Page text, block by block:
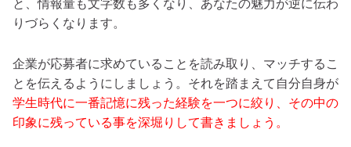
と、情報量も文字数も多くなり、あなたの魅力が逆に伝わ
りづらくなります。
企業が応募者に求めていることを読み取り、マッチするこ
とを伝えるようにしましょう。それを踏まえて自分自身が
学生時代に一番記憶に残った経験を一つに絞り、その中の
印象に残っている事を深堀りして書きましょう。